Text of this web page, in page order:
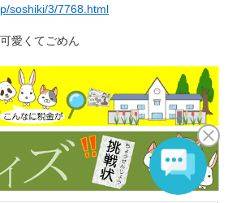
soshiki/3/7768.html
愛くてごめん